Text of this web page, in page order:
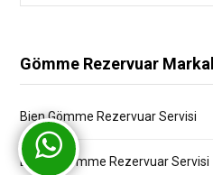
Gömme Rezervuar
Bien Gömme Rezervuar Servisi
Bocchi Gömme Rezervuar Servisi